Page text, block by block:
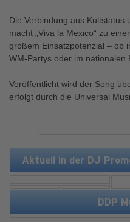
Aktuell in der DJ
DDP
Die Verbindung aus Kultstatus
macht „Viva la Mexico“ zu
großem Einsatzpotenzial – ob
WM-Partys oder im nationalen
Veröffentlicht wird der Song
erfolgt durch die Universal